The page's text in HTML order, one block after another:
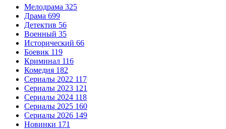
Мелодрама 325
Драма 699
Детектив 56
Военный 35
Исторический 66
Боевик 119
Криминал 116
Комедия 182
Сериалы 2022 117
Сериалы 2023 121
Сериалы 2024 118
Сериалы 2025 160
Сериалы 2026 149
Новинки 171